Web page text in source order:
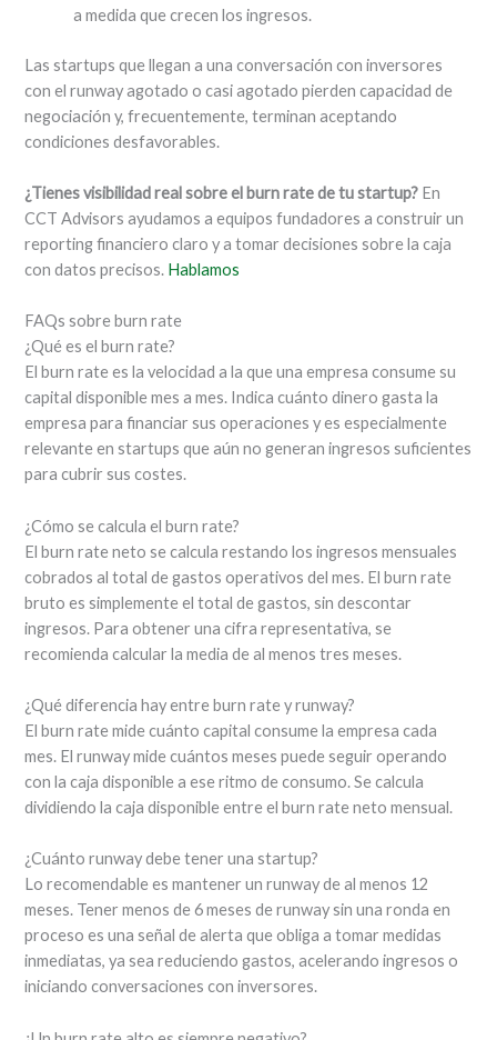
a medida que crecen los ingresos.
Las startups que llegan a una conversación con inversores
con el runway agotado o casi agotado pierden capacidad de
negociación y, frecuentemente, terminan aceptando
condiciones desfavorables.
¿Tienes visibilidad real sobre el burn rate de tu startup? En
CCT Advisors ayudamos a equipos fundadores a construir un
reporting financiero claro y a tomar decisiones sobre la caja
con datos precisos. Hablamos
FAQs sobre burn rate
¿Qué es el burn rate?
El burn rate es la velocidad a la que una empresa consume su
capital disponible mes a mes. Indica cuánto dinero gasta la
empresa para financiar sus operaciones y es especialmente
relevante en startups que aún no generan ingresos suficientes
para cubrir sus costes.
¿Cómo se calcula el burn rate?
El burn rate neto se calcula restando los ingresos mensuales
cobrados al total de gastos operativos del mes. El burn rate
bruto es simplemente el total de gastos, sin descontar
ingresos. Para obtener una cifra representativa, se
recomienda calcular la media de al menos tres meses.
¿Qué diferencia hay entre burn rate y runway?
El burn rate mide cuánto capital consume la empresa cada
mes. El runway mide cuántos meses puede seguir operando
con la caja disponible a ese ritmo de consumo. Se calcula
dividiendo la caja disponible entre el burn rate neto mensual.
¿Cuánto runway debe tener una startup?
Lo recomendable es mantener un runway de al menos 12
meses. Tener menos de 6 meses de runway sin una ronda en
proceso es una señal de alerta que obliga a tomar medidas
inmediatas, ya sea reduciendo gastos, acelerando ingresos o
iniciando conversaciones con inversores.